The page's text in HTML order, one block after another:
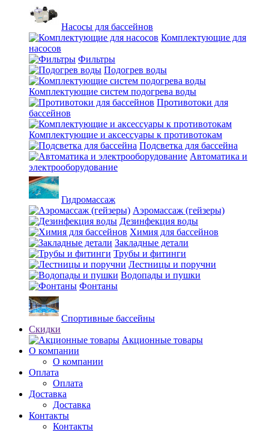
Насосы для бассейнов
Комплектующие для
насосов
Фильтры
Подогрев воды
Комплектующие систем подогрева воды
Противотоки для
бассейнов
Комплектующие и аксессуары к противотокам
Подсветка для бассейна
Автоматика и
электрооборудование
Гидромассаж
Аэромассаж (гейзеры)
Дезинфекция воды
Химия для бассейнов
Закладные детали
Трубы и фитинги
Лестницы и поручни
Водопады и пушки
Фонтаны
Спортивные бассейны
Скидки
Акционные товары
О компании
О компании
Оплата
Оплата
Доставка
Доставка
Контакты
Контакты